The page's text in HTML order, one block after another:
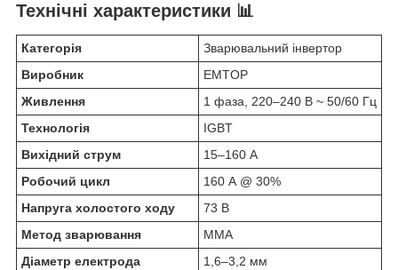
Технічні характеристики 📊
Категорія
Зварювальний інвертор
Виробник
EMTOP
Живлення
1 фаза, 220–240 В ~ 50/60 Гц
Технологія
IGBT
Вихідний струм
15–160 А
Робочий цикл
160 А @ 30%
Напруга холостого ходу
73 В
Метод зварювання
MMA
Діаметр електрода
1,6–3,2 мм